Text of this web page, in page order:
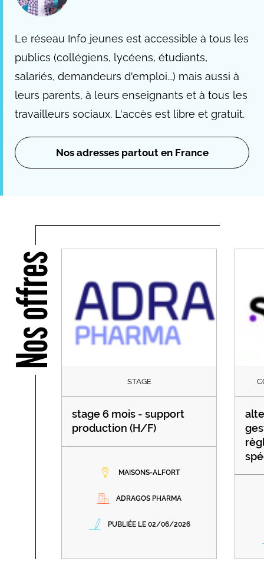
Le réseau Info jeunes est accessible à tous les
publics (collégiens, lycéens, étudiants,
salariés, demandeurs d'emploi...) mais aussi à
leurs parents, à leurs enseignants et à tous les
travailleurs sociaux. L'accès est libre et gratuit.
Nos adresses partout en France
Nos offres
STAGE
stage 6 mois - support
production (H/F)
MAISONS-ALFORT
ADRAGOS PHARMA
PUBLIÉE LE 02/06/2026